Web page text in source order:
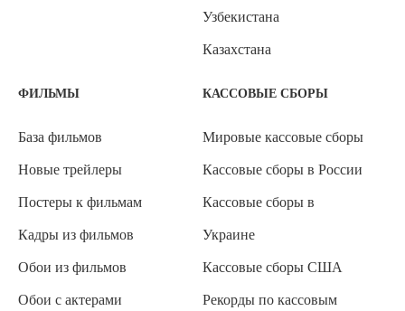
Узбекистана
Казахстана
ФИЛЬМЫ
База фильмов
Новые трейлеры
Постеры к фильмам
Кадры из фильмов
Обои из фильмов
Обои с актерами
КАССОВЫЕ СБОРЫ
Мировые кассовые сборы
Кассовые сборы в России
Кассовые сборы в
Украине
Кассовые сборы США
Рекорды по кассовым